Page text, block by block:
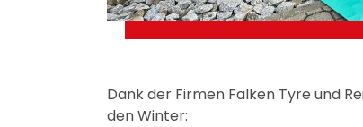
Dank der Firmen Falken Tyre und
den Winter: